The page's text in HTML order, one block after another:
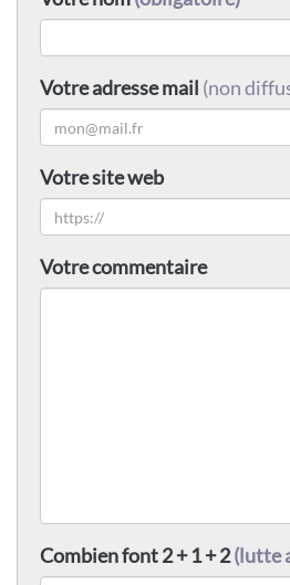
Votre adresse mail (non
Votre site web
Votre commentaire
Combien font 2 + 1 + 2(lutte